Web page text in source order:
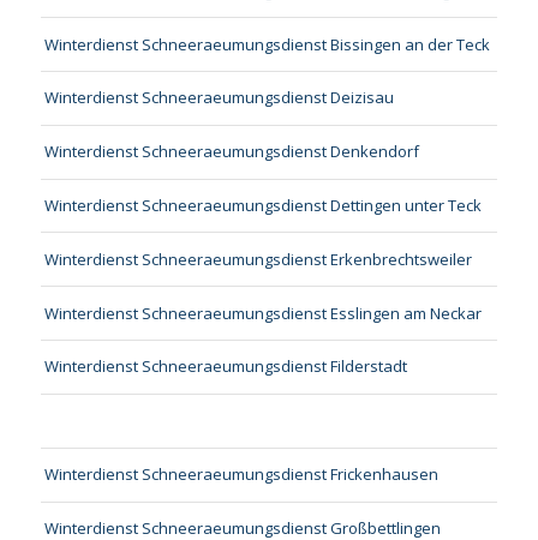
Winterdienst Schneeraeumungsdienst Bissingen an der Teck
Winterdienst Schneeraeumungsdienst Deizisau
Winterdienst Schneeraeumungsdienst Denkendorf
Winterdienst Schneeraeumungsdienst Dettingen unter Teck
Winterdienst Schneeraeumungsdienst Erkenbrechtsweiler
Winterdienst Schneeraeumungsdienst Esslingen am Neckar
Winterdienst Schneeraeumungsdienst Filderstadt
Winterdienst Schneeraeumungsdienst Frickenhausen
Winterdienst Schneeraeumungsdienst Großbettlingen